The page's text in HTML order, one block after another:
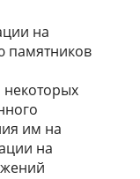
на
памятников
им на
на